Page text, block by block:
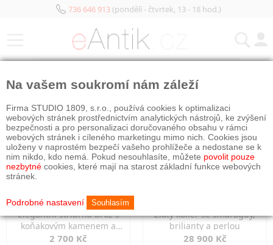
736 646 913(pondělí - čtvrtek, 13 - 18 hod.)
Elegantní stříbrná brož s
koňakovým kamenem a
markazity
2 700 Kč
Zlatý kolier se smaragdy,
brilianty a perlou
28 900 Kč
Na vašem soukromí nám záleží
Firma STUDIO 1809, s.r.o., používá cookies k optimalizaci
webových stránek prostřednictvím analytických nástrojů, ke zvýšení
bezpečnosti a pro personalizaci doručovaného obsahu v rámci
webových stránek i cíleného marketingu mimo nich. Cookies jsou
uloženy v naprostém bezpečí vašeho prohlížeče a nedostane se k
nim nikdo, kdo nemá. Pokud nesouhlasíte, můžete povolit pouze
nezbytné cookies, které mají na starost základní funkce webových
stránek.
Podrobné nastavení Souhlasím